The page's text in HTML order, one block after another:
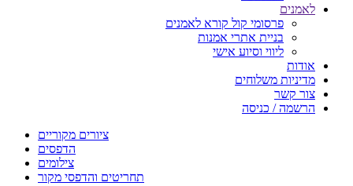
לאמנים
פרסומי קול קורא לאמנים
בניית אתרי אמנות
ליווי וסיוע אישי
אודות
מדיניות משלוחים
צור קשר
הרשמה / כניסה
ציורים מקוריים
הדפסים
צילומים
תחריטים והדפסי מקור